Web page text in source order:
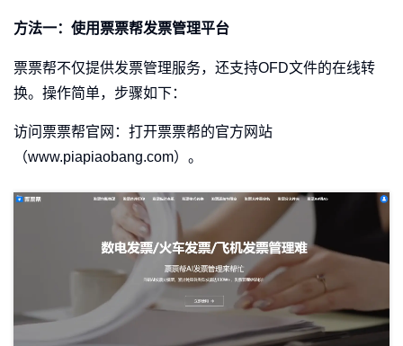
方法一：使用票票帮发票管理平台
票票帮不仅提供发票管理服务，还支持OFD文件的在线转
换。操作简单，步骤如下：
访问票票帮官网：打开票票帮的官方网站
（www.piapiaobang.com）。